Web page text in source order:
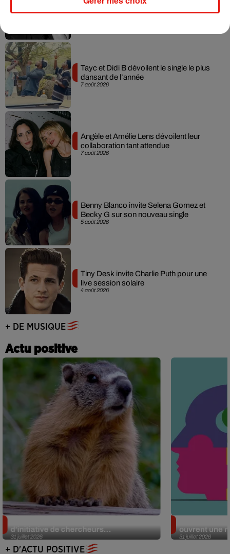
7 août 2026
Tayc et Didi B dévoilent le single le plus
dansant de l’année
7 août 2026
Angèle et Amélie Lens dévoilent leur
collaboration tant attendue
5 août 2026
Benny Blanco invite Selena Gomez et
Becky G sur son nouveau single
4 août 2026
Tiny Desk invite Charlie Puth pour une
live session solaire
+ DE MUSIQUE
Actu positive
31 juillet 2026
d’initiative de chercheurs...
31 juillet 2026
ouvrent une
+ D'ACTU POSITIVE